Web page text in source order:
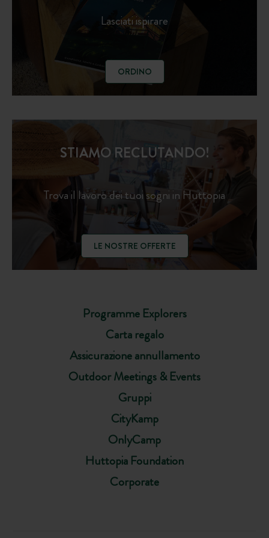
Lasciati ispirare
ORDINO
Programme Explorers
Carta regalo
Assicurazione annullamento
Outdoor Meetings & Events
Gruppi
CityKamp
OnlyCamp
Huttopia Foundation
Corporate
STIAMO RECLUTANDO!
Trova il lavoro dei tuoi sogni in Huttopia
LE NOSTRE OFFERTE